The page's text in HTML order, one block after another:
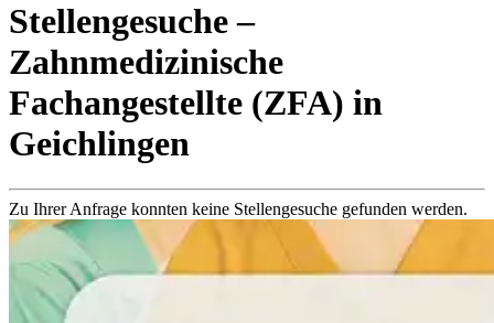
Stellengesuche–
Zahnmedizinische
Fachangestellte (ZFA) in
Geichlingen
Zu Ihrer Anfrage konnten keine Stellengesuche gefunden werden.